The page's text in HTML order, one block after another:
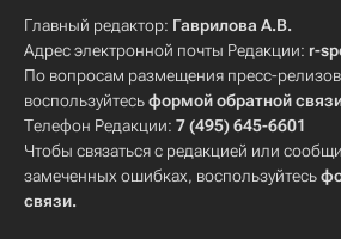
Главный редактор: Гаврилова А.В.
Адрес электронной почты Редакции: r-
По вопросам размещения пресс-
воспользуйтесьформой обратной
Телефон Редакции: 7 (495) 645-6601
Чтобы связаться с редакцией или
замеченных ошибках, воспользуйтесь
связи.